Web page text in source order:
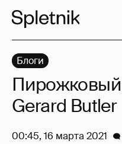
Блоги
Gerard Butler
00:45, 16 марта 2021